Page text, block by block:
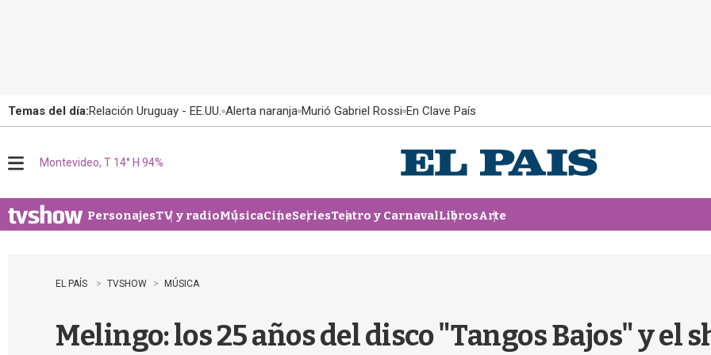
Temas del día:Relación Uruguay - EE.UU. Alerta naranja Murió Gabriel Rossi En Clave País
u
Montevideo, T 14° H 94%
PersonajesTV y radioMúsicaCineSeriesTeatro y CarnavalLibrosArte
EL PAÍS TVSHOW MÚSICA
Melingo: los 25 años del disco "Tangos Bajos" y el